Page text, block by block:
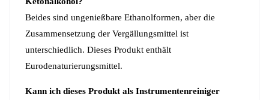
Beides sind ungenießbare Ethanolformen, aber die
Zusammensetzung der Vergällungsmittel ist
unterschiedlich. Dieses Produkt enthält
Eurodenaturierungsmittel.
Kann ich dieses Produkt als Instrumentenreiniger